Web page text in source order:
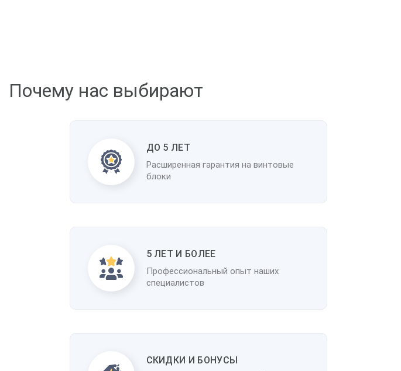
Почему нас выбирают
ДО 5 ЛЕТ
Расширенная гарантия на винтовые
блоки
5 ЛЕТ И БОЛЕЕ
Профессиональный опыт наших
специалистов
CКИДКИ И БОНУСЫ